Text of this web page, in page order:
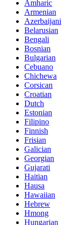
Amharic
Armenian
Azerbaijani
Belarusian
Bengali
Bosnian
Bulgarian
Cebuano
Chichewa
Corsican
Croatian
Dutch
Estonian
Filipino
Finnish
Frisian
Galician
Georgian
Gujarati
Haitian
Hausa
Hawaiian
Hebrew
Hmong
Hungarian